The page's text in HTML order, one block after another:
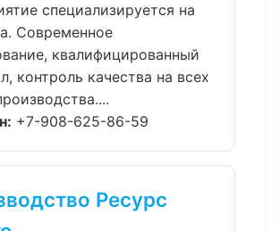
специализируется на
Современное
квалифицированный
контроль качества на всех
+7-908-625-86-59
Ресурс